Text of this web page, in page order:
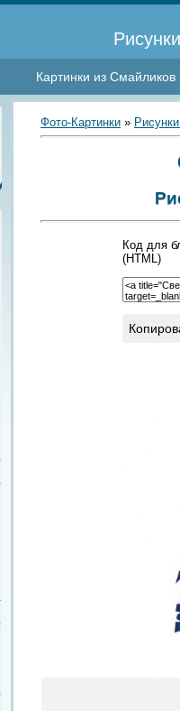
Картинки из Смайликов
Фото-Картинки »
Код для
(HTML)